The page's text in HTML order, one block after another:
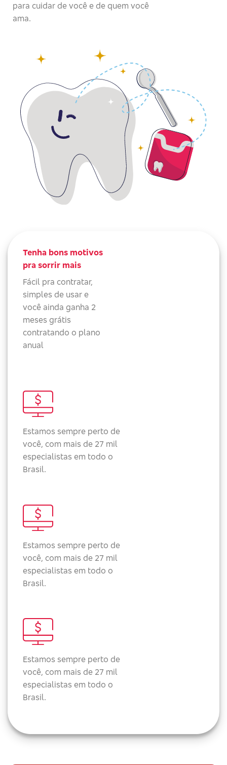
para cuidar de você e de quem você
ama.
Tenha bons motivos
pra sorrir mais
Fácil pra contratar,
simples de usar e
você ainda ganha 2
meses grátis
contratando o plano
anual
Estamos sempre perto de
você, com mais de 27 mil
especialistas em todo o
Brasil.
Estamos sempre perto de
você, com mais de 27 mil
especialistas em todo o
Brasil.
Estamos sempre perto de
você, com mais de 27 mil
especialistas em todo o
Brasil.